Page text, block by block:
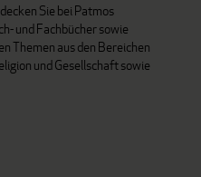
Sie bei Patmos
und Fachbücher sowie
Themen aus den Bereichen
und Gesellschaft sowie